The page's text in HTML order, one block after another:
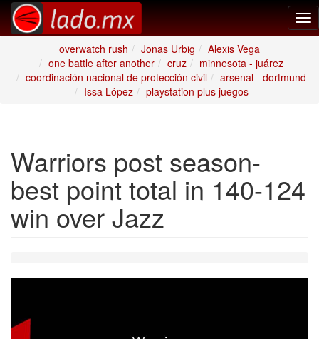
overwatch rush
Jonas Urbig
Alexis Vega
one battle after another
cruz
minnesota - juárez
coordinación nacional de protección civil
arsenal - dortmund
Issa López
playstation plus juegos
Warriors post season-
best point total in 140-124
win over Jazz